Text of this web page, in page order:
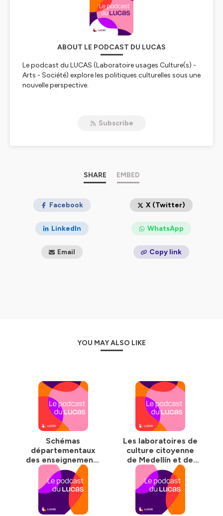
ABOUT LE PODCAST DU LUCAS
Le podcast du LUCAS (Laboratoire usages Culture(s) -
Arts - Société) explore les politiques culturelles sous une
nouvelle perspective.
pour plus d'informations.
Subscribe
SHARE EMBED
Facebook X (Twitter)
LinkedIn WhatsApp
Email Copy link
YOU MAY ALSO LIKE
Schémas
départementaux
des enseignements
artistiques et
pratiques
culturelles des
habitants
Les laboratoires de
culture citoyenne
de Medellín et de
Marseille